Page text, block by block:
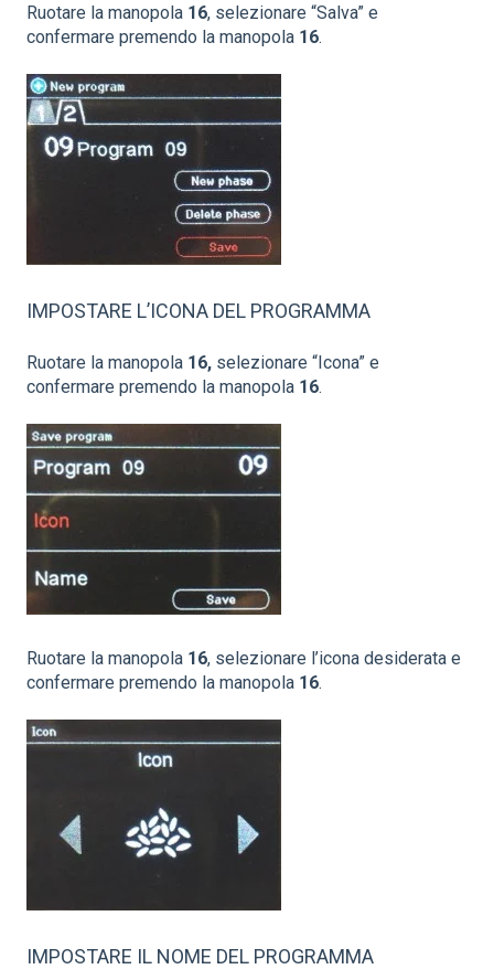
Ruotare la manopola 16, selezionare “Salva” e
confermare premendo la manopola 16.
IMPOSTARE L’ICONA DEL PROGRAMMA
Ruotare la manopola 16, selezionare “Icona” e
confermare premendo la manopola 16.
Ruotare la manopola 16, selezionare l’icona desiderata e
confermare premendo la manopola 16.
IMPOSTARE IL NOME DEL PROGRAMMA